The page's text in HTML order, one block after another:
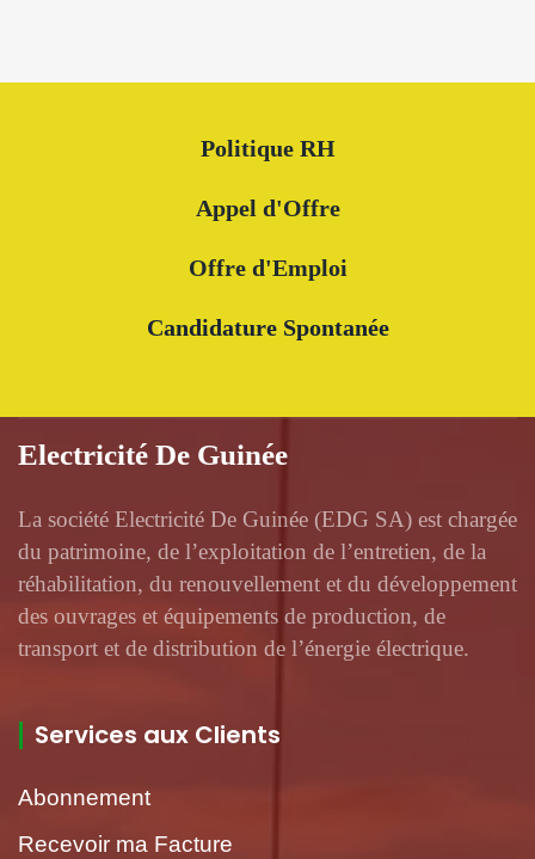
Politique RH
Appel d'Offre
Offre d'Emploi
Candidature Spontanée
Electricité De Guinée
La société Electricité De Guinée (EDG SA) est chargée
du patrimoine, de l’exploitation de l’entretien, de la
réhabilitation, du renouvellement et du développement
des ouvrages et équipements de production, de
transport et de distribution de l’énergie électrique.
Services aux Clients
Abonnement
Recevoir ma Facture